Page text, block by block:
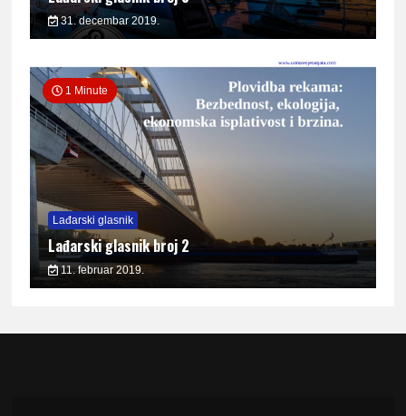
31. decembar 2019.
1 Minute
Lađarski glasnik
Lađarski glasnik broj 2
11. februar 2019.